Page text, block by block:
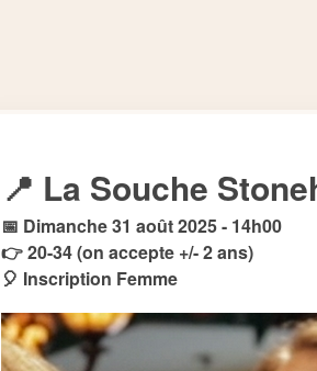
📍 La Souche
📅 Dimanche 31 août 2025 - 14h00
👉 20-34 (on accepte +/- 2 ans)
🎈 Inscription Femme